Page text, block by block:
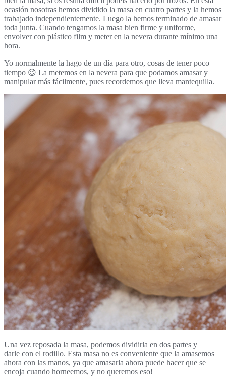
ocasión nosotras hemos dividido la masa en cuatro partes y la hemos
trabajado independientemente. Luego la hemos terminado de amasar
toda junta. Cuando tengamos la masa bien firme y uniforme,
envolver con plástico film y meter en la nevera durante mínimo una
hora.
Yo normalmente la hago de un día para otro, cosas de tener poco
tiempo 😉 La metemos en la nevera para que podamos amasar y
manipular más fácilmente, pues recordemos que lleva mantequilla.
Una vez reposada la masa, podemos dividirla en dos partes y
darle con el rodillo. Esta masa no es conveniente que la amasemos
ahora con las manos, ya que amasarla ahora puede hacer que se
encoja cuando horneemos, y no queremos eso!